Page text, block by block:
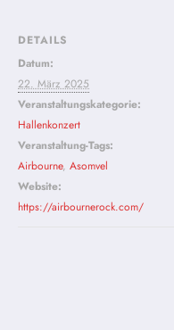
DETAILS
Datum:
22. März 2025
Veranstaltungskategorie:
Hallenkonzert
Veranstaltung-Tags:
Airbourne, Asomvel
Website:
https://airbournerock.com/